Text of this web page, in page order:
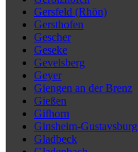
Gersfeld (Rhön)
Gersthofen
Gescher
Geseke
Gevelsberg
Geyer
Giengen an der Brenz
Gießen
Gifhorn
Ginsheim-Gustavsburg
Gladbeck